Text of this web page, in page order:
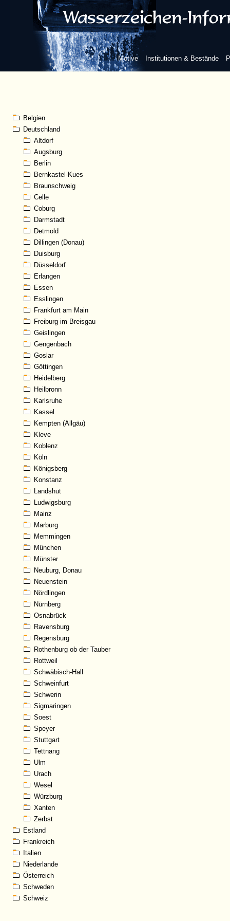
Motive Institutionen & Bestände
Belgien
Deutschland
Altdorf
Augsburg
Berlin
Bernkastel-Kues
Braunschweig
Celle
Coburg
Darmstadt
Detmold
Dillingen (Donau)
Duisburg
Düsseldorf
Erlangen
Essen
Esslingen
Frankfurt am Main
Freiburg im Breisgau
Geislingen
Gengenbach
Goslar
Göttingen
Heidelberg
Heilbronn
Karlsruhe
Kassel
Kempten (Allgäu)
Kleve
Koblenz
Köln
Königsberg
Konstanz
Landshut
Ludwigsburg
Mainz
Marburg
Memmingen
München
Münster
Neuburg, Donau
Neuenstein
Nördlingen
Nürnberg
Osnabrück
Ravensburg
Regensburg
Rothenburg ob der Tauber
Rottweil
Schwäbisch-Hall
Schweinfurt
Schwerin
Sigmaringen
Soest
Speyer
Stuttgart
Tettnang
Ulm
Urach
Wesel
Würzburg
Xanten
Zerbst
Estland
Frankreich
Italien
Niederlande
Österreich
Schweden
Schweiz